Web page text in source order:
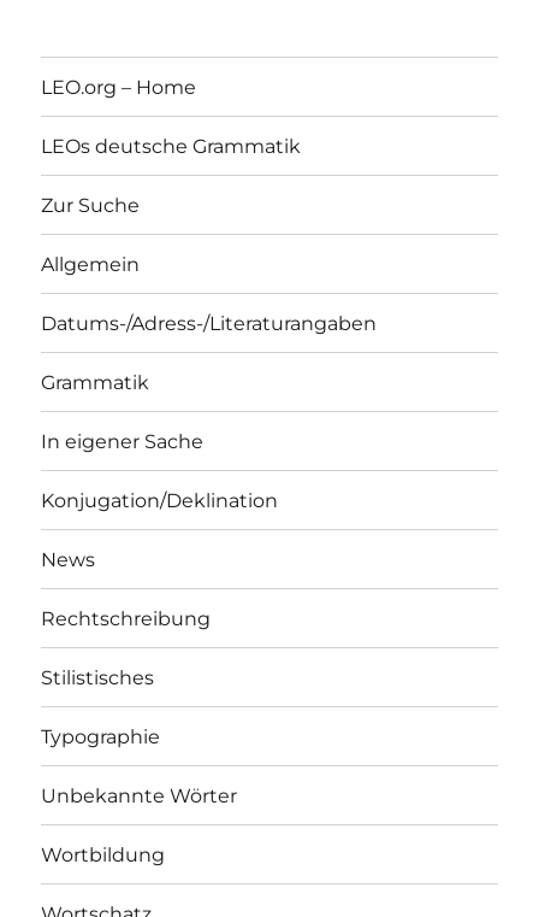
LEO.org – Home
LEOs deutsche Grammatik
Zur Suche
Allgemein
Datums-/Adress-/Literaturangaben
Grammatik
In eigener Sache
Konjugation/Deklination
News
Rechtschreibung
Stilistisches
Typographie
Unbekannte Wörter
Wortbildung